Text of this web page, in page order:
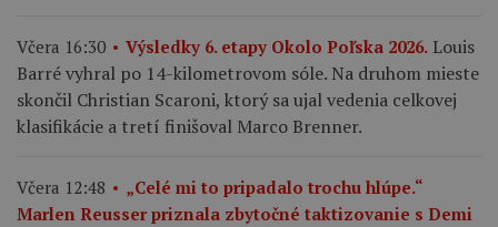
Včera 16:30 Výsledky 6. etapy Okolo Poľska 2026. Louis
Barré vyhral po 14-kilometrovom sóle. Na druhom mieste
skončil Christian Scaroni, ktorý sa ujal vedenia celkovej
klasifikácie a tretí finišoval Marco Brenner.
Včera 12:48
„Celé mi to pripadalo trochu hlúpe.“
Marlen Reusser priznala zbytočné taktizovanie s Demi